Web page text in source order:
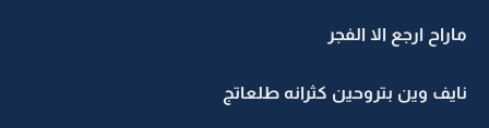
ماراح ارجع الا الفجر
نايف وين بتروحين كثرانه طلعاتج